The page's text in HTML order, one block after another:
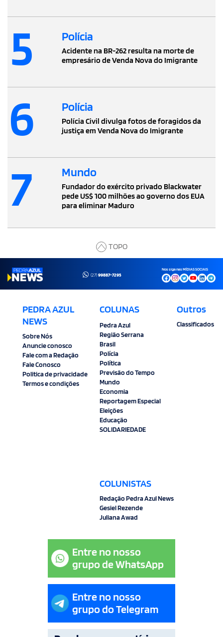
5 Polícia
Acidente na BR-262 resulta na morte de
empresário de Venda Nova do Imigrante
6 Polícia
Polícia Civil divulga fotos de foragidos da
justiça em Venda Nova do Imigrante
7 Mundo
Fundador do exército privado Blackwater
pede US$ 100 milhões ao governo dos EUA
para eliminar Maduro
TOPO
(27)99887-7295
Nos siga nas MÍDIAS SOCIAIS
PEDRA AZUL
NEWS
Sobre Nós
Anuncie conosco
Fale com a Redação
Fale Conosco
Politica de privacidade
Termos e condições
COLUNAS
Pedra Azul
Região Serrana
Brasil
Polícia
Política
Previsão do Tempo
Mundo
Economia
Reportagem Especial
Eleições
Educação
SOLIDARIEDADE
COLUNISTAS
Redação Pedra Azul News
Gesiel Rezende
Juliana Awad
Outros
Classificados
Entre no nosso
grupo de WhatsApp
Entre no nosso
grupo do Telegram